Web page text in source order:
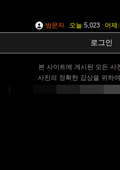
방문자 오늘 5,023 어제
로그인
본 사이트에 게시된 모든 사
사진의 정확한 감상을 위하